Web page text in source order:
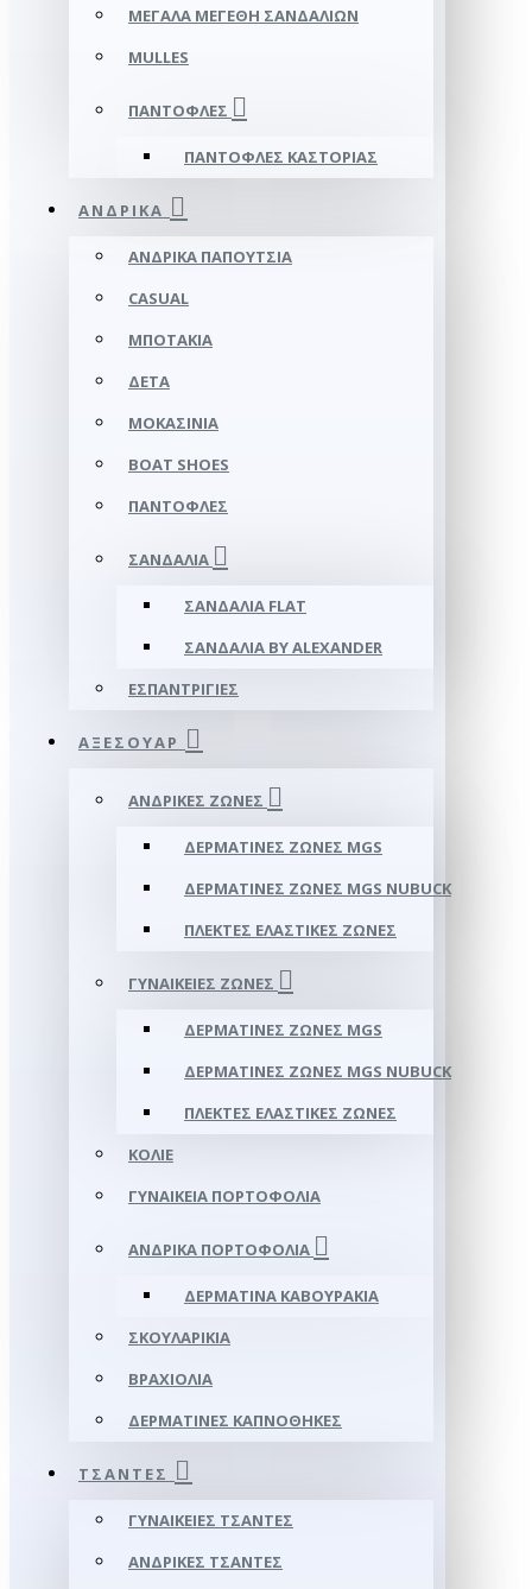
ΜΕΓΆΛΑ ΜΕΓΈΘΗ ΣΑΝΔΑΛΙΏΝ
MULLES
ΠΑΝΤΌΦΛΕΣ
ΠΑΝΤΌΦΛΕΣ ΚΑΣΤΟΡΙΆΣ
ΑΝΔΡΙΚΆ
ΑΝΔΡΙΚΆ ΠΑΠΟΎΤΣΙΑ
CASUAL
ΜΠΟΤΆΚΙΑ
ΔΕΤΆ
ΜΟΚΑΣΊΝΙΑ
BOAT SHOES
ΠΑΝΤΌΦΛΕΣ
ΣΑΝΔΆΛΙΑ
ΣΑΝΔΆΛΙΑ FLAT
ΣΑΝΔΆΛΙΑ BY ALEXANDER
ΕΣΠΑΝΤΡΊΓΙΕΣ
ΑΞΕΣΟΥΑΡ
ΑΝΔΡΙΚΈΣ ΖΏΝΕΣ
ΔΕΡΜΆΤΙΝΕΣ ΖΏΝΕΣ MGS
ΔΕΡΜΆΤΙΝΕΣ ΖΏΝΕΣ MGS NUBUCK
ΠΛΕΚΤΈΣ ΕΛΑΣΤΙΚΈΣ ΖΏΝΕΣ
ΓΥΝΑΙΚΕΊΕΣ ΖΏΝΕΣ
ΔΕΡΜΆΤΙΝΕΣ ΖΏΝΕΣ MGS
ΔΕΡΜΆΤΙΝΕΣ ΖΏΝΕΣ MGS NUBUCK
ΠΛΕΚΤΈΣ ΕΛΑΣΤΙΚΈΣ ΖΏΝΕΣ
ΚΟΛΙΈ
ΓΥΝΑΙΚΕΊΑ ΠΟΡΤΟΦΌΛΙΑ
ΑΝΔΡΙΚΆ ΠΟΡΤΟΦΌΛΙΑ
ΔΕΡΜΆΤΙΝΑ ΚΑΒΟΥΡΆΚΙΑ
ΣΚΟΥΛΑΡΊΚΙΑ
ΒΡΑΧΙΌΛΙΑ
ΔΕΡΜΆΤΙΝΕΣ ΚΑΠΝΟΘΉΚΕΣ
ΤΣΆΝΤΕΣ
ΓΥΝΑΙΚΕΊΕΣ ΤΣΆΝΤΕΣ
ΑΝΔΡΙΚΈΣ ΤΣΆΝΤΕΣ